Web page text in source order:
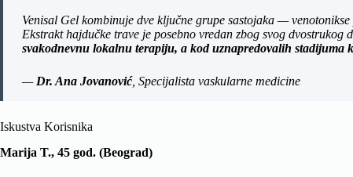
Venisal Gel kombinuje dve ključne grupe sastojaka —
Ekstrakt hajdučke trave je posebno vredan zbog svog
svakodnevnu lokalnu terapiju, a kod uznapredovalih stadijuma
— Dr. Ana Jovanović, Specijalista vaskularne medicine
Iskustva Korisnika
Marija T., 45 god. (Beograd)